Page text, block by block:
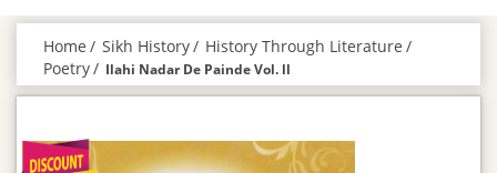
Home Sikh History
History Through Literature
Poetry
Ilahi Nadar De Painde Vol. ll